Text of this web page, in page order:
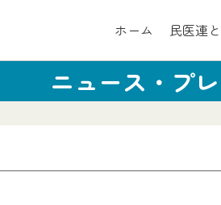
ホーム 民医連
ニュース・プ